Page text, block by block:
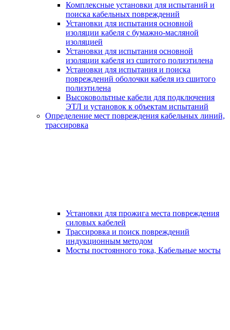
Комплексные установки для испытаний и
поиска кабельных повреждений
Установки для испытания основной
изоляции кабеля с бумажно-масляной
изоляцией
Установки для испытания основной
изоляции кабеля из сшитого полиэтилена
Установки для испытания и поиска
повреждений оболочки кабеля из сшитого
полиэтилена
Высоковольтные кабели для подключения
ЭТЛ и установок к объектам испытаний
Определение мест повреждения кабельных линий,
трассировка
Установки для прожига места повреждения
силовых кабелей
Трассировка и поиск повреждений
индукционным методом
Мосты постоянного тока, Кабельные мосты